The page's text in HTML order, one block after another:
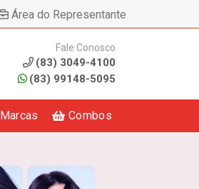
Área do Representante
Fale Conosco
(83) 3049-4100
(83) 99148-5095
Marcas Combos